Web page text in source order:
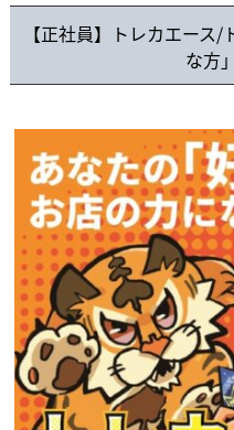
【正社員】トレカエース
な方